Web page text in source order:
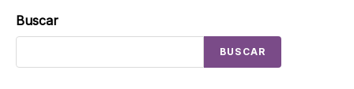
Buscar
BUSCAR